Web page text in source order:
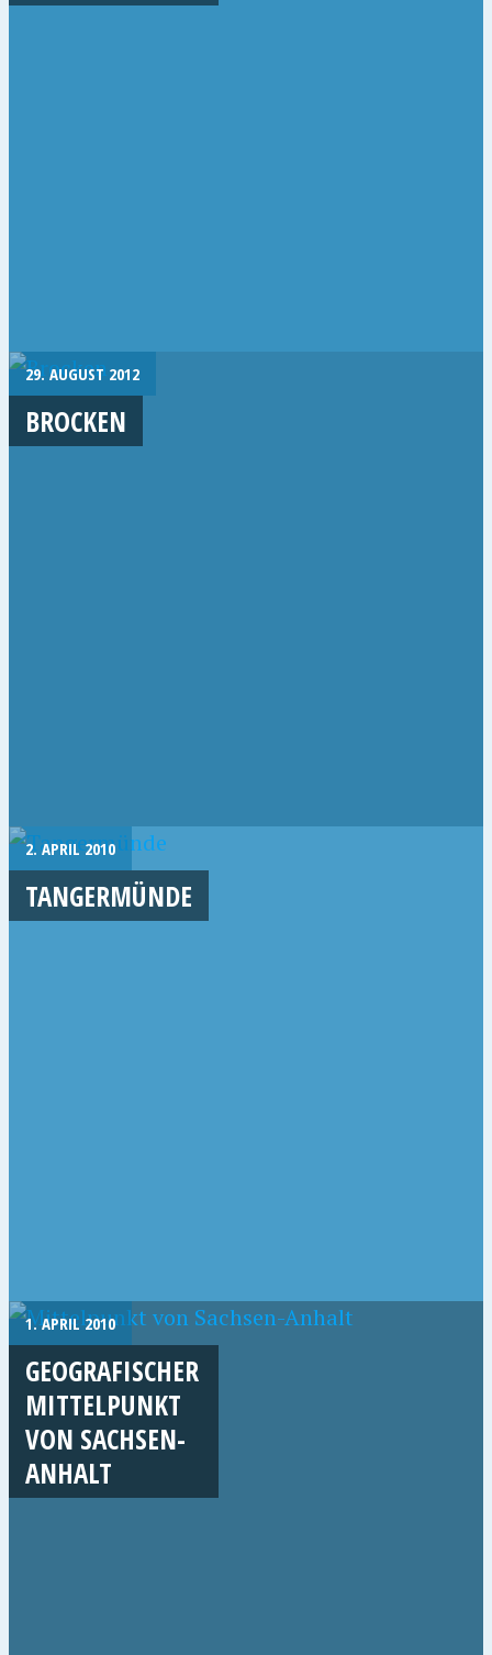
29. AUGUST 2012
BROCKEN
2. APRIL 2010
TANGERMÜNDE
1. APRIL 2010
GEOGRAFISCHER
MITTELPUNKT
VON SACHSEN-
ANHALT